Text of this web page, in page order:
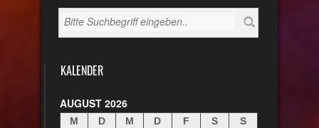
KALENDER
AUGUST 2026
M D M D F S
S